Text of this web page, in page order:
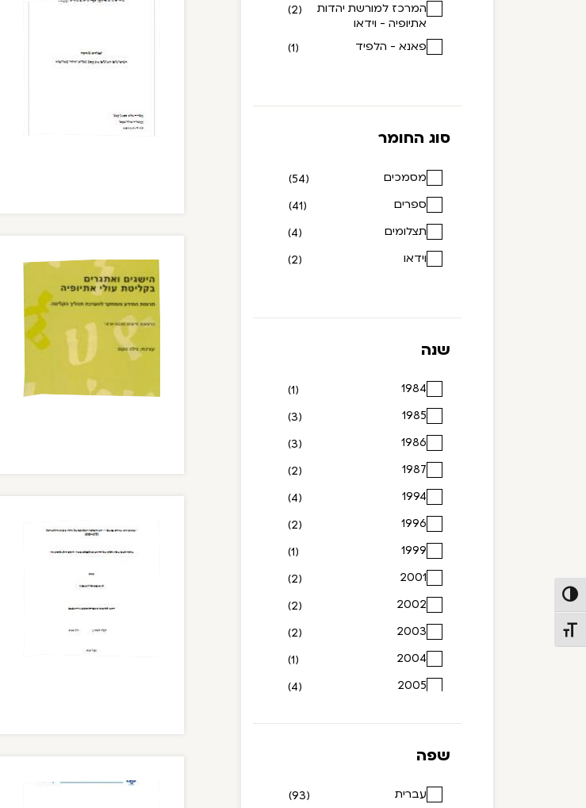
הפעל/כבה ניגודיות גבוהה
מתג גודל גופן
המרכז למורשת יהדות
אתיופיה - וידאו
(2)
פאנא - הלפיד (1)
סוג החומר
מסמכים
(54)
ספרים
(41)
תצלומים
(4)
וידאו
(2)
שנה
1984
(1)
1985
(3)
1986
(3)
1987
(2)
1994
(4)
1996
(2)
1999
(1)
2001
(2)
2002
(2)
2003
(2)
2004
(1)
2005
(4)
2009
(6)
שפה
עברית
(93)